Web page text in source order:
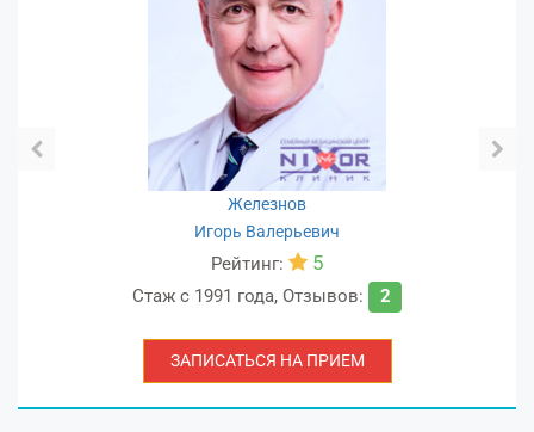
Железнов
Игорь Валерьевич
Рейтинг: 5
Стаж с 1991 года, Отзывов: 2
ЗАПИСАТЬСЯ НА ПРИЕМ